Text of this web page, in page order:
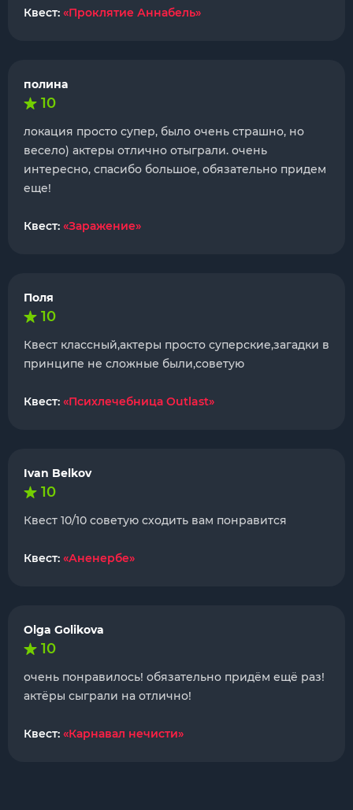
Квест: «Проклятие Аннабель»
полина
10
локация просто супер, было очень страшно, но
весело) актеры отлично отыграли. очень
интересно, спасибо большое, обязательно придем
еще!
Квест: «Заражение»
Поля
10
Квест классный,актеры просто суперские,загадки в
принципе не сложные были,советую
Квест: «Психлечебница Outlast»
Ivan Belkov
10
Квест 10/10 советую сходить вам понравится
Квест: «Аненербе»
Olga Golikova
10
очень понравилось! обязательно придём ещё раз!
актёры сыграли на отлично!
Квест: «Карнавал нечисти»